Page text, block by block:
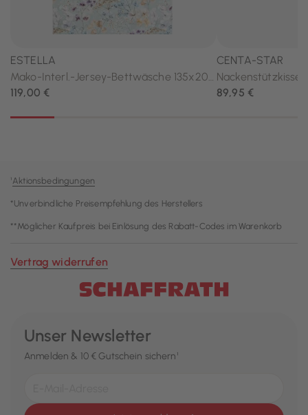
¹Aktionsbedingungen
*Unverbindliche Preisempfehlung des Herstellers
**Möglicher Kaufpreis bei Einlösung des Rabatt-Codes im Warenkorb
Vertrag widerrufen
Unser Newsletter
Anmelden & 10 € Gutschein sichern¹